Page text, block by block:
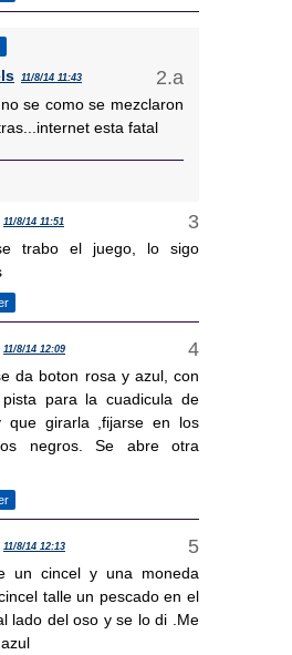
11/8/14 11:43
se como se mezclaron
esta fatal
11/8/14 11:51
trabo el juego, lo sigo
11/8/14 12:09
da boton rosa y azul, con
para la cuadicula de
que girarla ,fijarse en los
negros. Se abre otra
11/8/14 12:13
un cincel y una moneda
talle un pescado en el
lado del oso y se lo di .Me